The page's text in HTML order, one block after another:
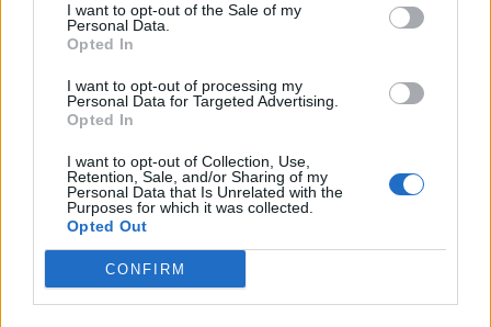
I want to opt-out of the Sale of my
Personal Data.
Opted In
I want to opt-out of processing my
Personal Data for Targeted Advertising.
Opted In
I want to opt-out of Collection, Use,
Retention, Sale, and/or Sharing of my
Personal Data that Is Unrelated with the
Purposes for which it was collected.
Opted Out
CONFIRM
Peana (Arzachena), 1 turno a Spina (Budoni)
e Cabeccia (Latte Dolce)
Giudice Sportivo: 3 giornate di squalifica a
Giudice Sportivo: 1 giornata di squalifica a
Montanaro e Moro (Budoni), Manca
26 Feb 2020
Giudice Sportivo: 2 giornate di squalifica a